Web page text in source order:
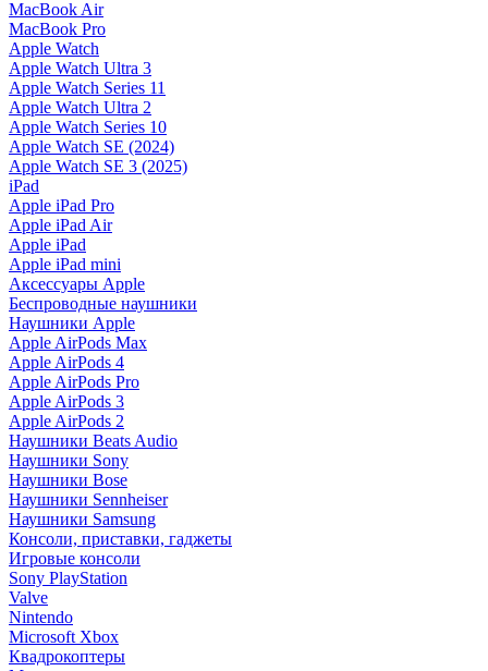
MacBook Air
MacBook Pro
Apple Watch
Apple Watch Ultra 3
Apple Watch Series 11
Apple Watch Ultra 2
Apple Watch Series 10
Apple Watch SE (2024)
Apple Watch SE 3 (2025)
iPad
Apple iPad Pro
Apple iPad Air
Apple iPad
Apple iPad mini
Аксессуары Apple
Беспроводные наушники
Наушники Apple
Apple AirPods Max
Apple AirPods 4
Apple AirPods Pro
Apple AirPods 3
Apple AirPods 2
Наушники Beats Audio
Наушники Sony
Наушники Bose
Наушники Sennheiser
Наушники Samsung
Консоли, приставки, гаджеты
Игровые консоли
Sony PlayStation
Valve
Nintendo
Microsoft Xbox
Квадрокоптеры